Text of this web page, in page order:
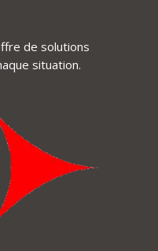
de solutions
situation.